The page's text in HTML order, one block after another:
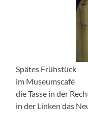
Spätes Frühstück
im Museumscafé
die Tasse in der
in der Linken das